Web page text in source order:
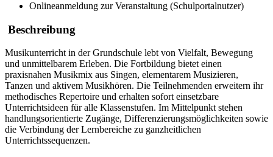
Onlineanmeldung zur Veranstaltung (Schulportalnutzer)
Beschreibung
Musikunterricht in der Grundschule lebt von Vielfalt, Bewegung
und unmittelbarem Erleben. Die Fortbildung bietet einen
praxisnahen Musikmix aus Singen, elementarem Musizieren,
Tanzen und aktivem Musikhören. Die Teilnehmenden erweitern ihr
methodisches Repertoire und erhalten sofort einsetzbare
Unterrichtsideen für alle Klassenstufen. Im Mittelpunkt stehen
handlungsorientierte Zugänge, Differenzierungsmöglichkeiten sowie
die Verbindung der Lernbereiche zu ganzheitlichen
Unterrichtssequenzen.